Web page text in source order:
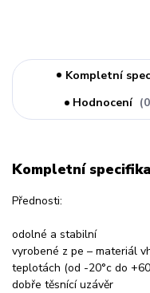
Kompletní
Hodnocení
0
Kompletní
Přednosti:
odolné a stabilní
vyrobené z pe – materiál
teplotách (od -20°c do
dobře těsnící uzávěr